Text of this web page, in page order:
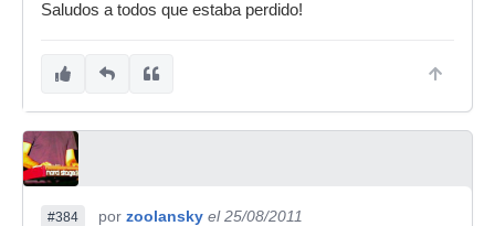
Saludos a todos que estaba perdido!
#384 por zoolansky el 25/08/2011